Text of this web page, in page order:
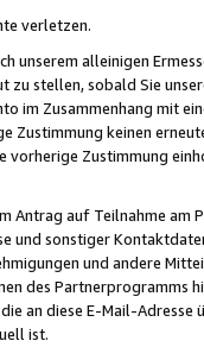
verletzen.
unserem alleinigen
stellen, sobald Sie
im Zusammenhang mit
Zustimmung keinen
vorherige Zustimmung
Antrag auf Teilnahme
und sonstiger
und andere
des Partnerprogramms
an diese E-Mail-
ist.